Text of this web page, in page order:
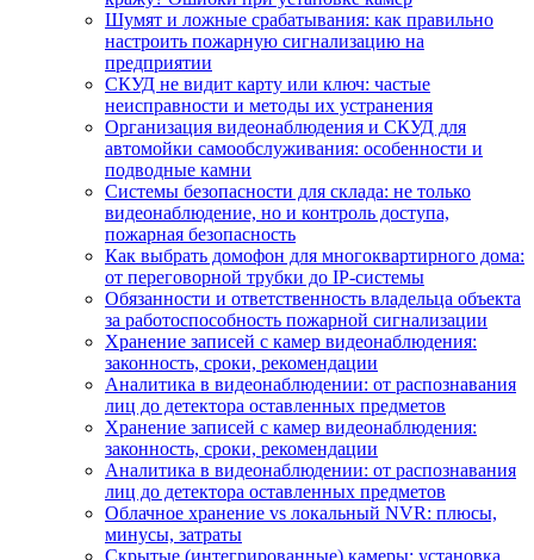
Шумят и ложные срабатывания: как правильно
настроить пожарную сигнализацию на
предприятии
СКУД не видит карту или ключ: частые
неисправности и методы их устранения
Организация видеонаблюдения и СКУД для
автомойки самообслуживания: особенности и
подводные камни
Системы безопасности для склада: не только
видеонаблюдение, но и контроль доступа,
пожарная безопасность
Как выбрать домофон для многоквартирного дома:
от переговорной трубки до IP-системы
Обязанности и ответственность владельца объекта
за работоспособность пожарной сигнализации
Хранение записей с камер видеонаблюдения:
законность, сроки, рекомендации
Аналитика в видеонаблюдении: от распознавания
лиц до детектора оставленных предметов
Хранение записей с камер видеонаблюдения:
законность, сроки, рекомендации
Аналитика в видеонаблюдении: от распознавания
лиц до детектора оставленных предметов
Облачное хранение vs локальный NVR: плюсы,
минусы, затраты
Скрытые (интегрированные) камеры: установка